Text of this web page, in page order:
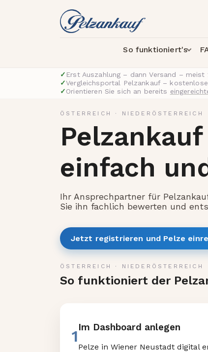
So funktioniert's
✓ Erst Auszahlung – dann Versand – meist
✓Vergleichsportal Pelzankauf –
✓Orientieren Sie sich an bereits
ÖSTERREICH · NIEDERÖSTERREICH
einfach
Ihr Ansprechpartner für
Sie ihn fachlich bewerten und
Jetzt registrieren und Pelze
ÖSTERREICH · NIEDERÖSTERREICH
So funktioniert der
1Im Dashboard anlegen
Pelze in Wiener Neustadt digital